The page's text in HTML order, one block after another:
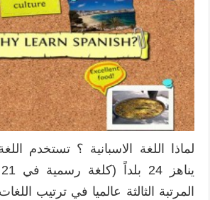
لماذا اللغة الاسبانية ؟ تستخدم
المرتبة الثالثة عالميا في ترتيب